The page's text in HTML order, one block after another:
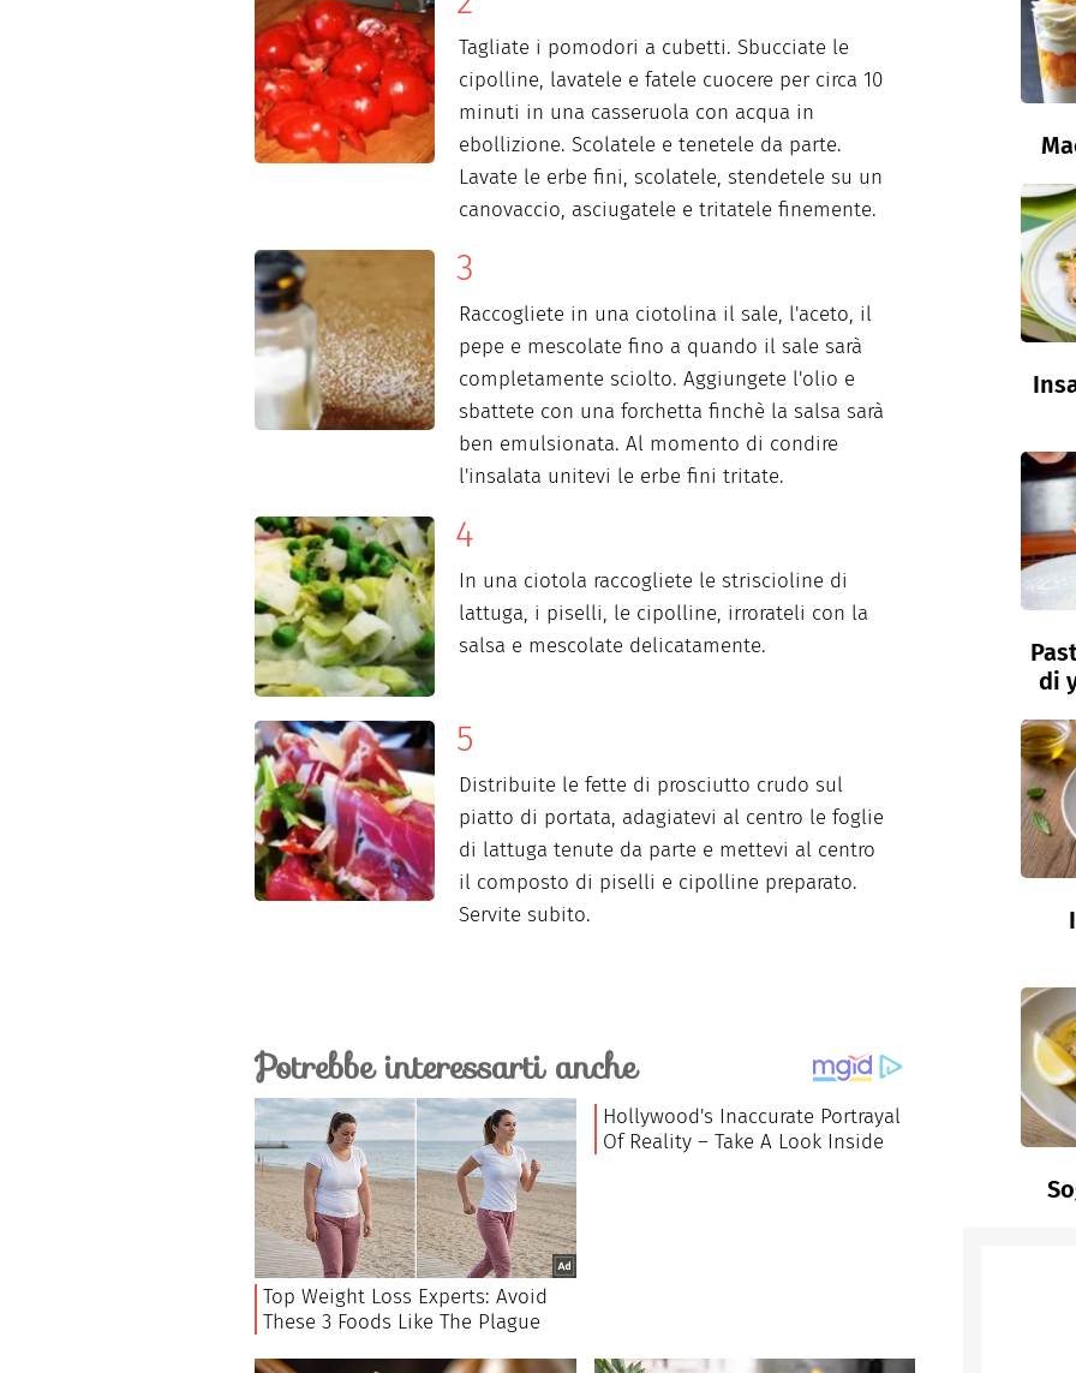
Tagliate i pomodori a cubetti. Sbucciate le
cipolline, lavatele e fatele cuocere per circa 10
minuti in una casseruola con acqua in
ebollizione. Scolatele e tenetele da parte.
Lavate le erbe fini, scolatele, stendetele su un
canovaccio, asciugatele e tritatele finemente.
Raccogliete in una ciotolina il sale, l'aceto, il
pepe e mescolate fino a quando il sale sarà
completamente sciolto. Aggiungete l'olio e
sbattete con una forchetta finchè la salsa sarà
ben emulsionata. Al momento di condire
l'insalata unitevi le erbe fini tritate.
In una ciotola raccogliete le striscioline di
lattuga, i piselli, le cipolline, irrorateli con la
salsa e mescolate delicatamente.
Distribuite le fette di prosciutto crudo sul
piatto di portata, adagiatevi al centro le foglie
di lattuga tenute da parte e mettevi al centro
il composto di piselli e cipolline preparato.
Servite subito.
di